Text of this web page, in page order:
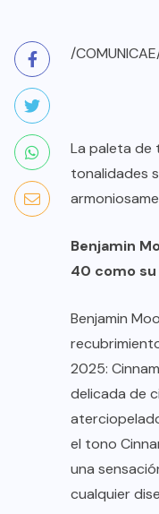
/
La paleta de
tonalidades
Benjamin
40 como su
Benjamin
2025:
delicada de
el tono
una
cualquier